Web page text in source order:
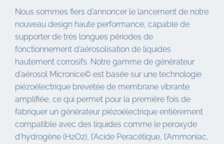
Nous sommes fiers d’annoncer le lancement de notre
nouveau design haute performance, capable de
supporter de très longues périodes de
fonctionnement d’aérosolisation de liquides
hautement corrosifs. Notre gamme de générateur
d’aérosol Micronice© est basée sur une technologie
piézoélectrique brevetée de membrane vibrante
amplifiée, ce qui permet pour la première fois de
fabriquer un générateur piézoélectrique entièrement
compatible avec des liquides comme le peroxyde
d’hydrogène (H2O2), l’Acide Peracétique, l’Ammoniac,